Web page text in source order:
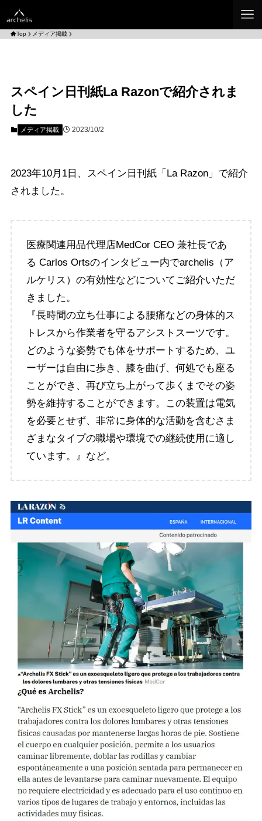
Top メディア掲載
スペイン日刊紙La Razonで紹介されま
した
メディア掲載 2023/10/2
2023年10月1日、スペイン日刊紙「La Razon」で紹介
されました。
医療関連用品代理店MedCor CEO 兼社長であ
る Carlos Ortsのインタビュー内でarchelis（ア
ルケリス）の有効性などについてご紹介いただ
きました。
『長時間の立ち仕事による腰痛などの身体的ス
トレスから作業者を守るアシストスーツです。
どのような姿勢でも体をサポートするため、ユ
ーザーは自由に歩き、膝を曲げ、何処でも座る
ことができ、再び立ち上がって歩くまでその姿
勢を維持することができます。この装置は電気
を必要とせず、非常に身体的な活動を含むさま
ざまなタイプの職場や環境での継続使用に適し
ています。』など。